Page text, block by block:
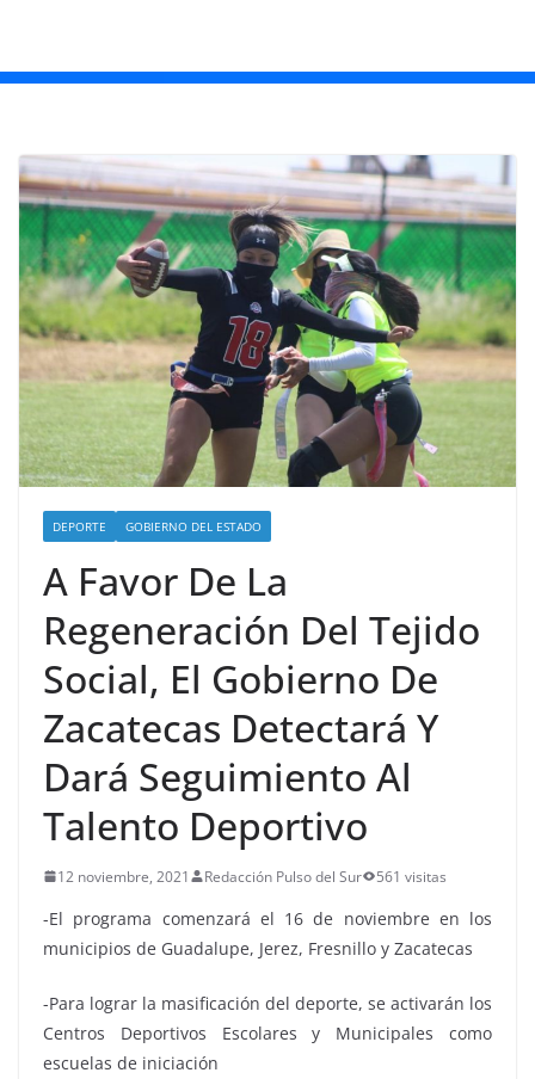
DEPORTE GOBIERNO DEL ESTADO
A Favor De La
Regeneración Del Tejido
Social, El Gobierno De
Zacatecas Detectará Y
Dará Seguimiento Al
Talento Deportivo
12 noviembre, 2021 Redacción Pulso del Sur 561 visitas
-El programa comenzará el 16 de noviembre en los
municipios de Guadalupe, Jerez, Fresnillo y Zacatecas
-Para lograr la masificación del deporte, se activarán los
Centros Deportivos Escolares y Municipales como
escuelas de iniciación